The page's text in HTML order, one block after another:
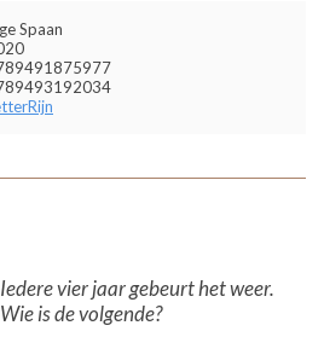
Spaan
Iedere vier jaar gebeurt het weer.
Wie is de volgende?